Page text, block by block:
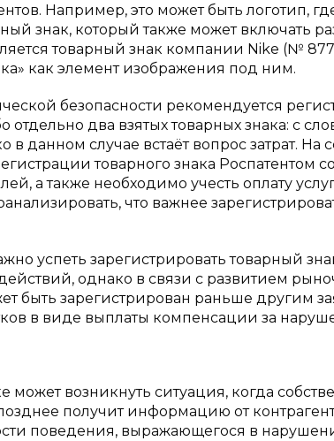
Например, это может быть логотип,
знак, который также может включать
товарный знак компании Nike (№
как элемент изображения под ним.
безопасности рекомендуется
отдельно два взятых товарных знака: с
в данном случае встаёт вопрос затрат.
товарного знака Роспатентом
а также необходимо учесть оплату
что важнее
успеть зарегистрировать товарный
действий, однако в связи с развитием
быть зарегистрирован раньше другим
в виде выплаты компенсации за
может возникнуть ситуация, когда
получит информацию от
поведения, выражающегося в